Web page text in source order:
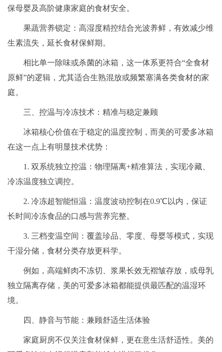
保母婴及高阶健康家庭的食材安全。
果蔬营养锁定：高湿度精控结合光波养鲜，有效减少维
生素流失，延长食材保鲜期。
相比单一除味或杀菌的冰箱，这一体系更符合“全食材
原鲜”的逻辑，尤其适合生熟混放或频繁塞满各类食材的家
庭。
三、控温与冷冻技术：精准与稳定兼顾
冰箱核心价值在于稳定的温度控制，而美的可爱多冰箱
在这一点上有明显技术优势：
1. 双系统独立控温：物理隔离+精准算法，实现冷藏、
冷冻温度独立调控。
2. 冷冻超智能恒温：温度波动控制在0.9℃以内，保证
长时间冷冻食品的口感与营养完整。
3. 三档变温空间：覆盖珍品、零度、母婴等模式，实现
干湿分储，食材分类存放更科学。
例如，高端鲜肉不冻切、浆果长效无褶皱存放，或母乳
独立隔离存储，美的可爱多冰箱都能提供最匹配的温湿环
境。
四、静音与节能：兼顾舒适生活体验
家庭厨房不仅关注食材保鲜，更在意生活舒适性。美的